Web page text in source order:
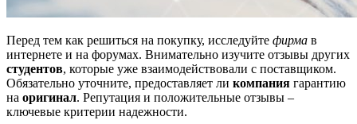
Перед тем как решиться на покупку, исследуйте фирма в
интернете и на форумах. Внимательно изучите отзывы других
студентов, которые уже взаимодействовали с поставщиком.
Обязательно уточните, предоставляет ли компания гарантию
на оригинал. Репутация и положительные отзывы –
ключевые критерии надежности.